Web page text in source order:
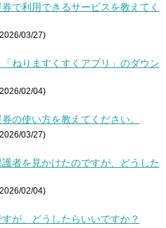
で利用できるサービスを教えてく
03/27)
ねりますくすくアプリ」のダウン
02/04)
の使い方を教えてください。
03/27)
者を見かけたのですが、どうした
02/04)
が、どうしたらいいですか？